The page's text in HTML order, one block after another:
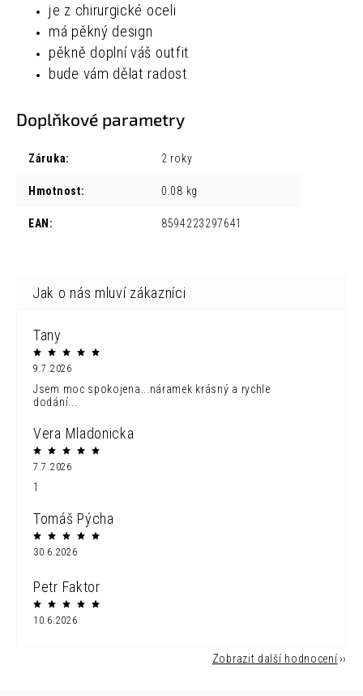
je z chirurgické oceli
má pěkný design
pěkně doplní váš outfit
bude vám dělat radost
Doplňkové parametry
Záruka: 2 roky
Hmotnost: 0.08 kg
EAN : 8594223297641
Tany
9.7.2026
Jsem moc spokojena...náramek krásný a rychle
dodání...
Vera Mladonicka
7.7.2026
1
Tomáš Pýcha
30.6.2026
Petr Faktor
10.6.2026
Zobrazit další hodnocení